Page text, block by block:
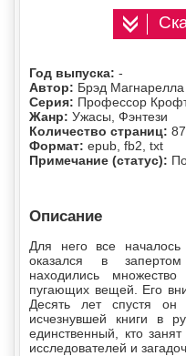
Год выпуска: -
Автор: Брэд Магнарелла
Серия: Профессор
Жанр: Ужасы, Фэнтези
Количество страниц: 87
Формат: epub, fb2, txt
Примечание (статус):
Описание
Для него все
оказался в
находились
пугающих вещей. Его
Десять лет спустя он
исчезнувшей книги в
единственный, кто
исследователей и